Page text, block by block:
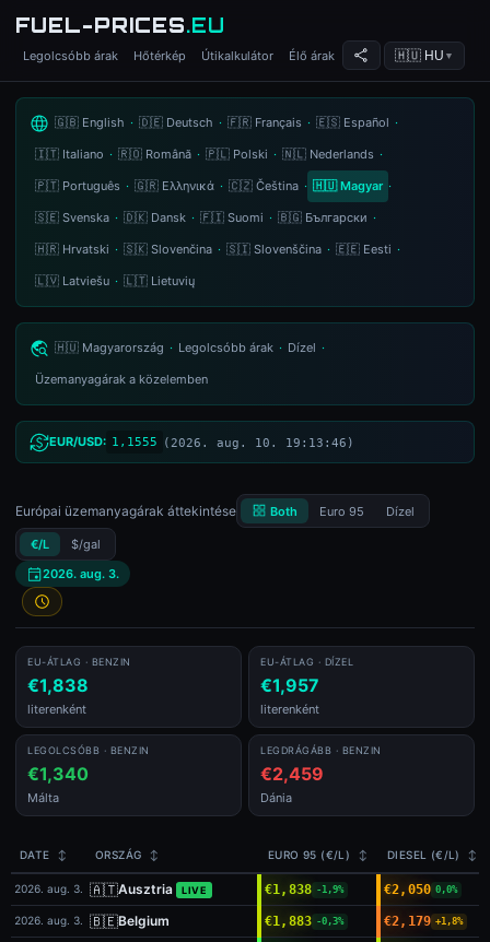
FUEL-PRICES.EU
Legolcsóbb árak Hőtérkép Útikalkulátor Élő árak 🇭🇺 HU ▼
Üzemanyagárak
🇬🇧 English · 🇩🇪 Deutsch · 🇫🇷 Français · 🇪🇸 Español ·
🇮🇹 Italiano · 🇷🇴 Română · 🇵🇱 Polski · 🇳🇱 Nederlands ·
🇵🇹 Português · 🇬🇷 Ελληνικά · 🇨🇿 Čeština · 🇭🇺 Magyar ·
🇸🇪 Svenska · 🇩🇰 Dansk · 🇫🇮 Suomi · 🇧🇬 Български ·
🇭🇷 Hrvatski · 🇸🇰 Slovenčina · 🇸🇮 Slovenščina · 🇪🇪 Eesti ·
🇱🇻 Latviešu · 🇱🇹 Lietuvių
🇭🇺 Magyarország · Legolcsóbb árak · Dízel ·
Üzemanyagárak a közelemben
EUR/USD: 1,1555 (2026. aug. 10. 19:13:46)
Európai üzemanyagárak áttekintése Both Euro 95 Dízel
€/L
$/gal
2026. aug. 3.
EU-ÁTLAG · BENZIN
€1,838
literenként
EU-ÁTLAG · DÍZEL
€1,957
literenként
LEGOLCSÓBB · BENZIN
€1,340
Málta
LEGDRÁGÁBB · BENZIN
€2,459
Dánia
DATE ↕ ORSZÁG ↕ EURO 95 (€/L) ↕ DIESEL (€/L) ↕
2026. aug. 3. 🇦🇹Ausztria LIVE €1,838 -1,9% €2,050 0,0%
2026. aug. 3. 🇧🇪Belgium €1,883 -0,3% €2,179 +1,8%